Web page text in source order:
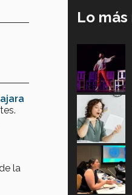
la
Lo